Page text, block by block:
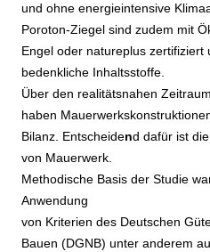
und ohne energieintensive
Poroton-Ziegel sind zudem mit
Engel oder natureplus zertifiziert
bedenkliche Inhaltsstoffe.
Über den realitätsnahen
haben
Bilanz. Entscheidend dafür ist
von Mauerwerk.
Methodische Basis der Studie
Anwendung
von Kriterien des Deutschen
Bauen (DGNB) unter anderem